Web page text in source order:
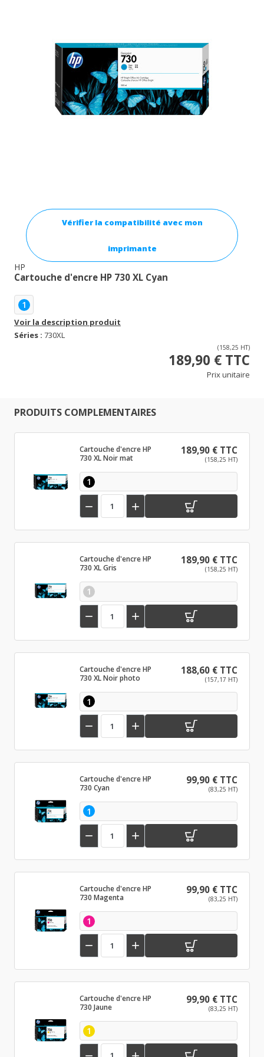
Vérifier la compatibilité avec mon
imprimante
HP
Cartouche d'encre HP 730 XL Cyan
1
Voir la description produit
Séries : 730XL
(158,25 HT)
189,90 € TTC
Prix unitaire
PRODUITS COMPLEMENTAIRES
Cartouche d'encre HP
730 XL Noir mat
189,90 € TTC
(158,25 HT)
1
 
Cartouche d'encre HP
730 XL Gris
189,90 € TTC
(158,25 HT)
1
 
Cartouche d'encre HP
730 XL Noir photo
188,60 € TTC
(157,17 HT)
1
 
Cartouche d'encre HP
730 Cyan
99,90 € TTC
(83,25 HT)
1
 
Cartouche d'encre HP
730 Magenta
99,90 € TTC
(83,25 HT)
1
 
Cartouche d'encre HP
730 Jaune
99,90 € TTC
(83,25 HT)
1